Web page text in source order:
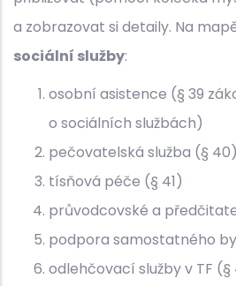
a zobrazovat si detaily. Na
sociální služby:
osobní asistence (§ 39
o sociálních službách)
pečovatelská služba (§ 40)
tísňová péče (§ 41)
průvodcovské a
podpora samostatného
odlehčovací služby v TF